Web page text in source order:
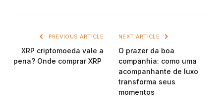
PREVIOUS ARTICLE
XRP criptomoeda vale a
pena? Onde comprar XRP
NEXT ARTICLE
O prazer da boa
companhia: como uma
acompanhante de luxo
transforma seus
momentos